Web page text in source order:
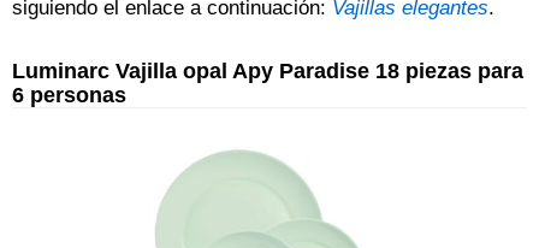
siguiendo el enlace a continuación: Vajillas elegantes.
Luminarc Vajilla opal Apy Paradise 18 piezas para
6 personas